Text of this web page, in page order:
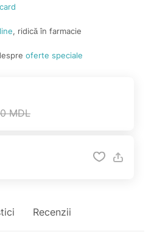
card
, ridică în farmacie
oferte speciale
MDL
Recenzii